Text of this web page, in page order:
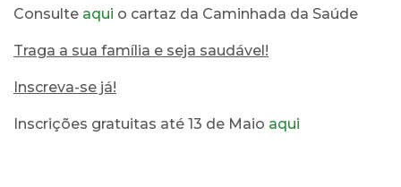
Consulte aqui o cartaz da Caminhada da Saúde
Traga a sua família e seja saudável!
Inscreva-se já!
Inscrições gratuitas até 13 de Maio aqui